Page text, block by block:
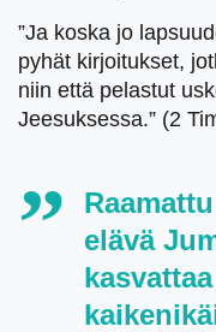
”Ja koska jo
pyhät kirjoitukset,
niin että pelastut
Jeesuksessa.” (2
elävä